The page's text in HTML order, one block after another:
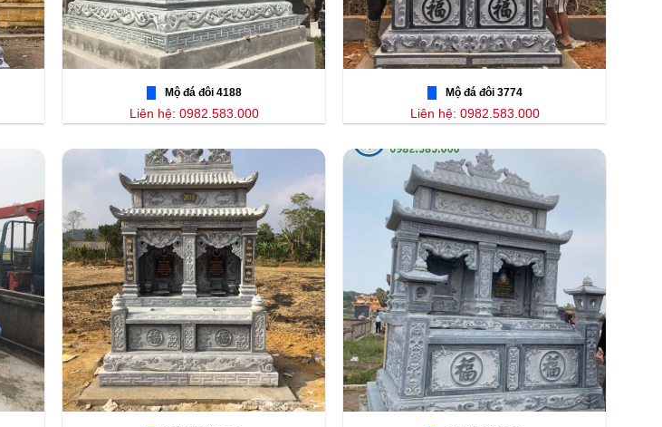
Mộ đá đôi 4188
Liên hệ: 0982.583.000
Mộ đá đôi 3774
Liên hệ: 0982.583.000